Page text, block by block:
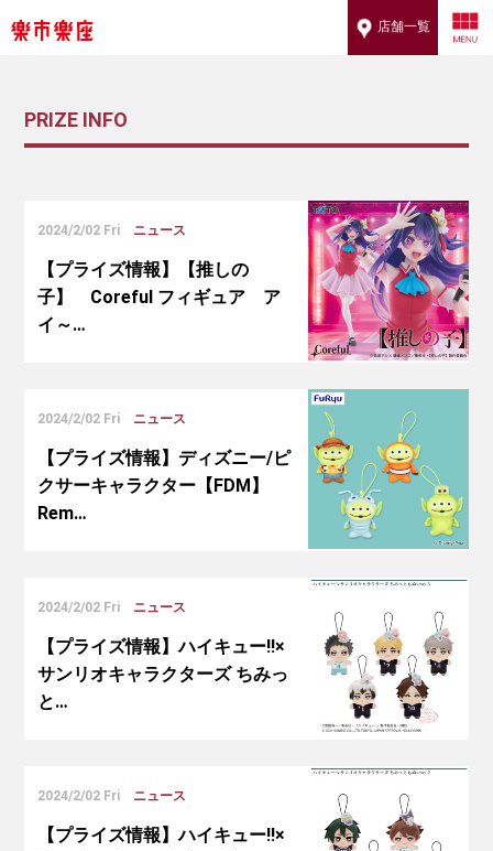
店舗一覧
PRIZE INFO
2024/2/02 Fri ニュース
【プライズ情報】【推しの
子】 Coreful フィギュア ア
イ～…
2024/2/02 Fri ニュース
【プライズ情報】ディズニー/ピ
クサーキャラクター【FDM】
Rem…
2024/2/02 Fri ニュース
【プライズ情報】ハイキュー!!×
サンリオキャラクターズ ちみっ
と…
2024/2/02 Fri ニュース
【プライズ情報】ハイキュー!!×